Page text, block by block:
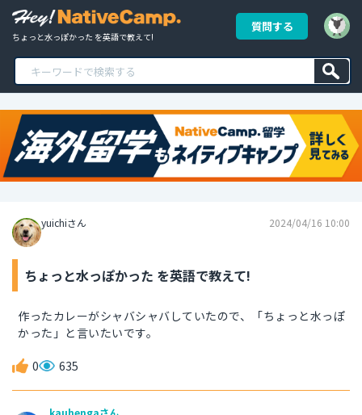
ちょっと水っぽかった を英語で教えて!
質問する
yuichiさん 2024/04/16 10:00
ちょっと水っぽかった を英語で教えて!
作ったカレーがシャバシャバしていたので、「ちょっと水っぽ
かった」と言いたいです。
0 635